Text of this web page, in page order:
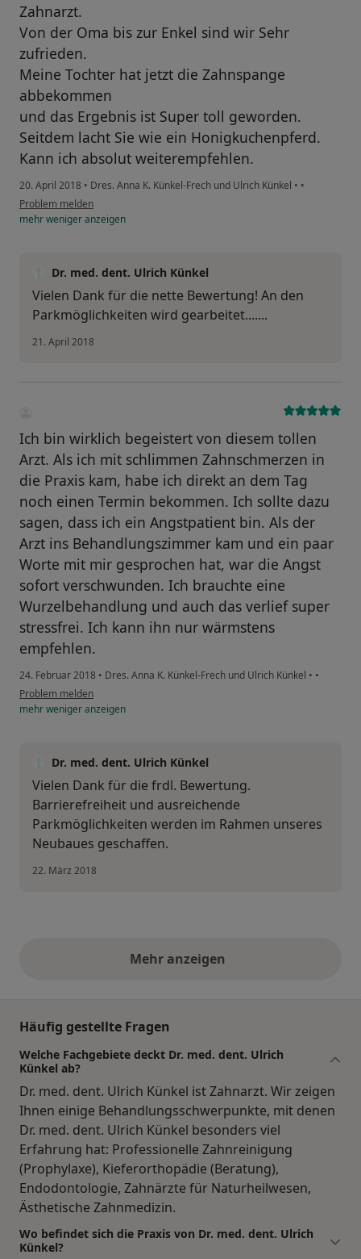
Zahnarzt.
Von der Oma bis zur Enkel sind wir Sehr
zufrieden.
Meine Tochter hat jetzt die Zahnspange
abbekommen
und das Ergebnis ist Super toll geworden.
Seitdem lacht Sie wie ein Honigkuchenpferd.
Kann ich absolut weiterempfehlen.
20. April 2018 • Dres. Anna K. Künkel-Frech und Ulrich Künkel • •
Problem melden
mehrwenigeranzeigen
Dr. med. dent. Ulrich Künkel
Vielen Dank für die nette Bewertung! An den
Parkmöglichkeiten wird gearbeitet.......
21. April 2018
Ich bin wirklich begeistert von diesem tollen
Arzt. Als ich mit schlimmen Zahnschmerzen in
die Praxis kam, habe ich direkt an dem Tag
noch einen Termin bekommen. Ich sollte dazu
sagen, dass ich ein Angstpatient bin. Als der
Arzt ins Behandlungszimmer kam und ein paar
Worte mit mir gesprochen hat, war die Angst
sofort verschwunden. Ich brauchte eine
Wurzelbehandlung und auch das verlief super
stressfrei. Ich kann ihn nur wärmstens
empfehlen.
24. Februar 2018 • Dres. Anna K. Künkel-Frech und Ulrich Künkel • •
Problem melden
mehrwenigeranzeigen
Dr. med. dent. Ulrich Künkel
Vielen Dank für die frdl. Bewertung.
Barrierefreiheit und ausreichende
Parkmöglichkeiten werden im Rahmen unseres
Neubaues geschaffen.
22. März 2018
Mehr anzeigenobige Stellungnahmen
Häufig gestellte Fragen
Welche Fachgebiete deckt Dr. med. dent. Ulrich
Künkel ab?
Dr. med. dent. Ulrich Künkel ist Zahnarzt. Wir zeigen
Ihnen einige Behandlungsschwerpunkte, mit denen
Dr. med. dent. Ulrich Künkel besonders viel
Erfahrung hat: Professionelle Zahnreinigung
(Prophylaxe), Kieferorthopädie (Beratung),
Endodontologie, Zahnärzte für Naturheilwesen,
Ästhetische Zahnmedizin.
Wo befindet sich die Praxis von Dr. med. dent. Ulrich
Künkel?